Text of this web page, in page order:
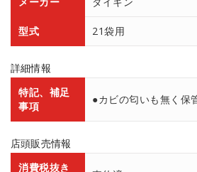
型式 21袋用
詳細情報
特記、補足
事項
●カビの匂いも無く保
店頭販売情報
消費税抜き